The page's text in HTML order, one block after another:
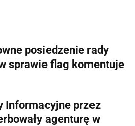
posiedzenie rady
sprawie flag komentuje
Informacyjne przez
agenturę w